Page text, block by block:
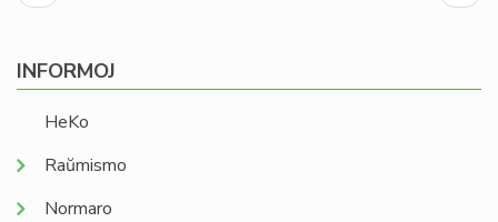
paĝo
page
INFORMOJ
HeKo
Raŭmismo
Normaro